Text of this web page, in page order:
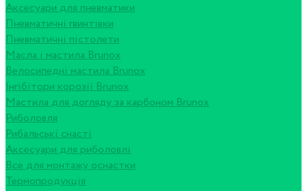
Аксесуари для пневматики
Пневматичні гвинтівки
Пневматичні пістолети
Масла і мастила Brunox
Велосипедні мастила Brunox
Інгібітори корозії Brunox
Мастила для догляду за карбоном Brunox
Риболовля
Рибальські снасті
Аксесуари для риболовлі
Все для монтажу оснастки
Термопродукція